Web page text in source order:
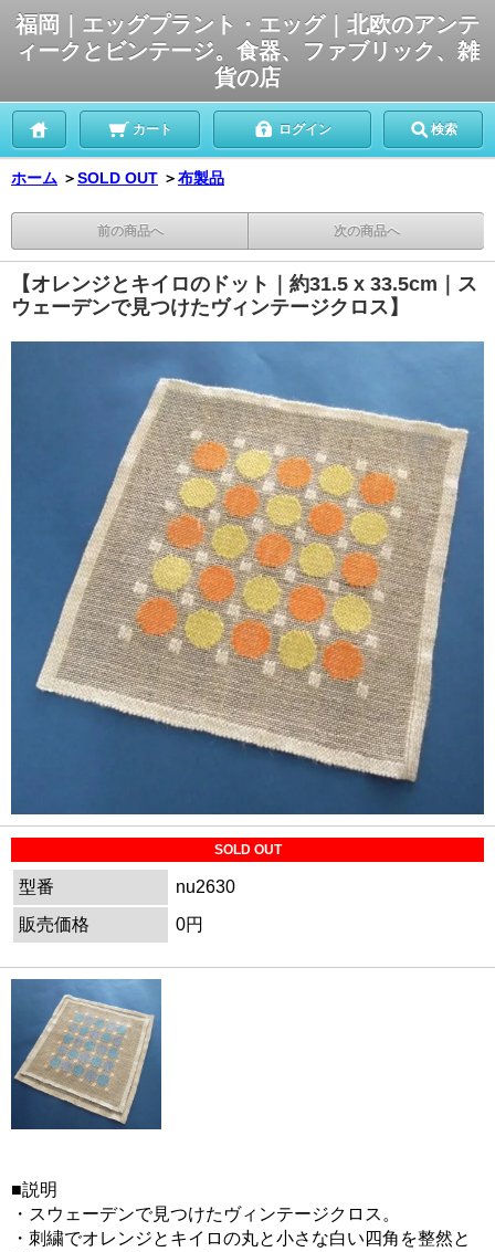
福岡｜エッグプラント・エッグ｜北欧のアンテ
ィークとビンテージ。食器、ファブリック、雑
貨の店
カート ログイン 検索
ホーム ＞SOLD OUT ＞布製品
前の商品へ 次の商品へ
【オレンジとキイロのドット｜約31.5 x 33.5cm｜ス
ウェーデンで見つけたヴィンテージクロス】
SOLD OUT
型番
nu2630
販売価格
0円
■説明
・スウェーデンで見つけたヴィンテージクロス。
・刺繍でオレンジとキイロの丸と小さな白い四角を整然と